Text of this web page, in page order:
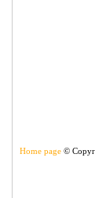
Home page ©